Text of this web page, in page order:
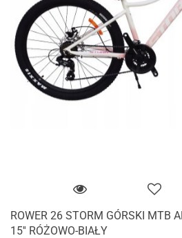
ROWER 26 STORM GÓRSKI MTB
15'' RÓŻOWO-BIAŁY